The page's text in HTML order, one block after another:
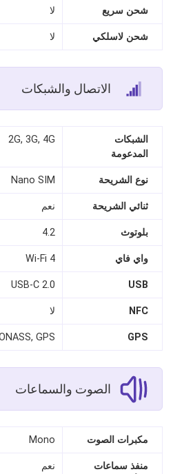
شحن سريع لا
شحن لاسلكي لا
الاتصال والشبكات
الشبكات
المدعومة
2G, 3G, 4G
نوع الشريحة Nano SIM
ثنائي الشريحة نعم
بلوتوث 4.2
واي فاي Wi-Fi 4
USB
USB-C 2.0
NFC لا
GPS
GPS
الصوت والسماعات
مكبرات الصوت Mono
منفذ سماعات
نعم